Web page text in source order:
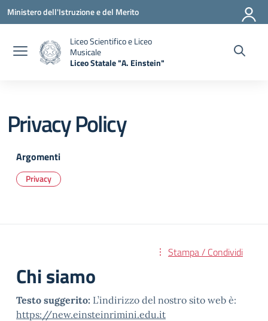
Vai ai contenuti
Vai al menu di navigazione
Vai al footer
Ministero dell'Istruzione e del Merito
Liceo Scientifico e Liceo
Musicale
Liceo Statale "A. Einstein"
Privacy Policy
Argomenti
Privacy
Stampa / Condividi
Chi siamo
Testo suggerito: L’indirizzo del nostro sito web è:
https://new.einsteinrimini.edu.it